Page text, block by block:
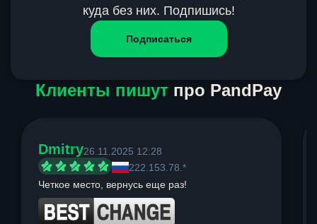
куда без них. Подпишись!
Подписаться
Клиенты пишут про PandPay
Dmitry26.11.2025 12:28
222.153.78.*
Четкое место, вернусь еще раз!